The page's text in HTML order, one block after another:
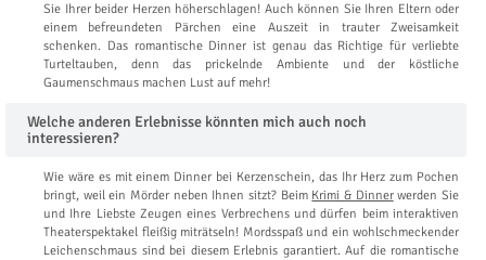
Sie Ihrer beider Herzen höherschlagen! Auch können Sie Ihren Eltern oder
einem befreundeten Pärchen eine Auszeit in trauter Zweisamkeit
schenken. Das romantische Dinner ist genau das Richtige für verliebte
Turteltauben, denn das prickelnde Ambiente und der köstliche
Gaumenschmaus machen Lust auf mehr!
Welche anderen Erlebnisse könnten mich auch noch
interessieren?
Wie wäre es mit einem Dinner bei Kerzenschein, das Ihr Herz zum Pochen
bringt, weil ein Mörder neben Ihnen sitzt? Beim Krimi & Dinnerwerden Sie
und Ihre Liebste Zeugen eines Verbrechens und dürfen beim interaktiven
Theaterspektakel fleißig miträtseln! Mordsspaß und ein wohlschmeckender
Leichenschmaus sind bei diesem Erlebnis garantiert. Auf die romantische